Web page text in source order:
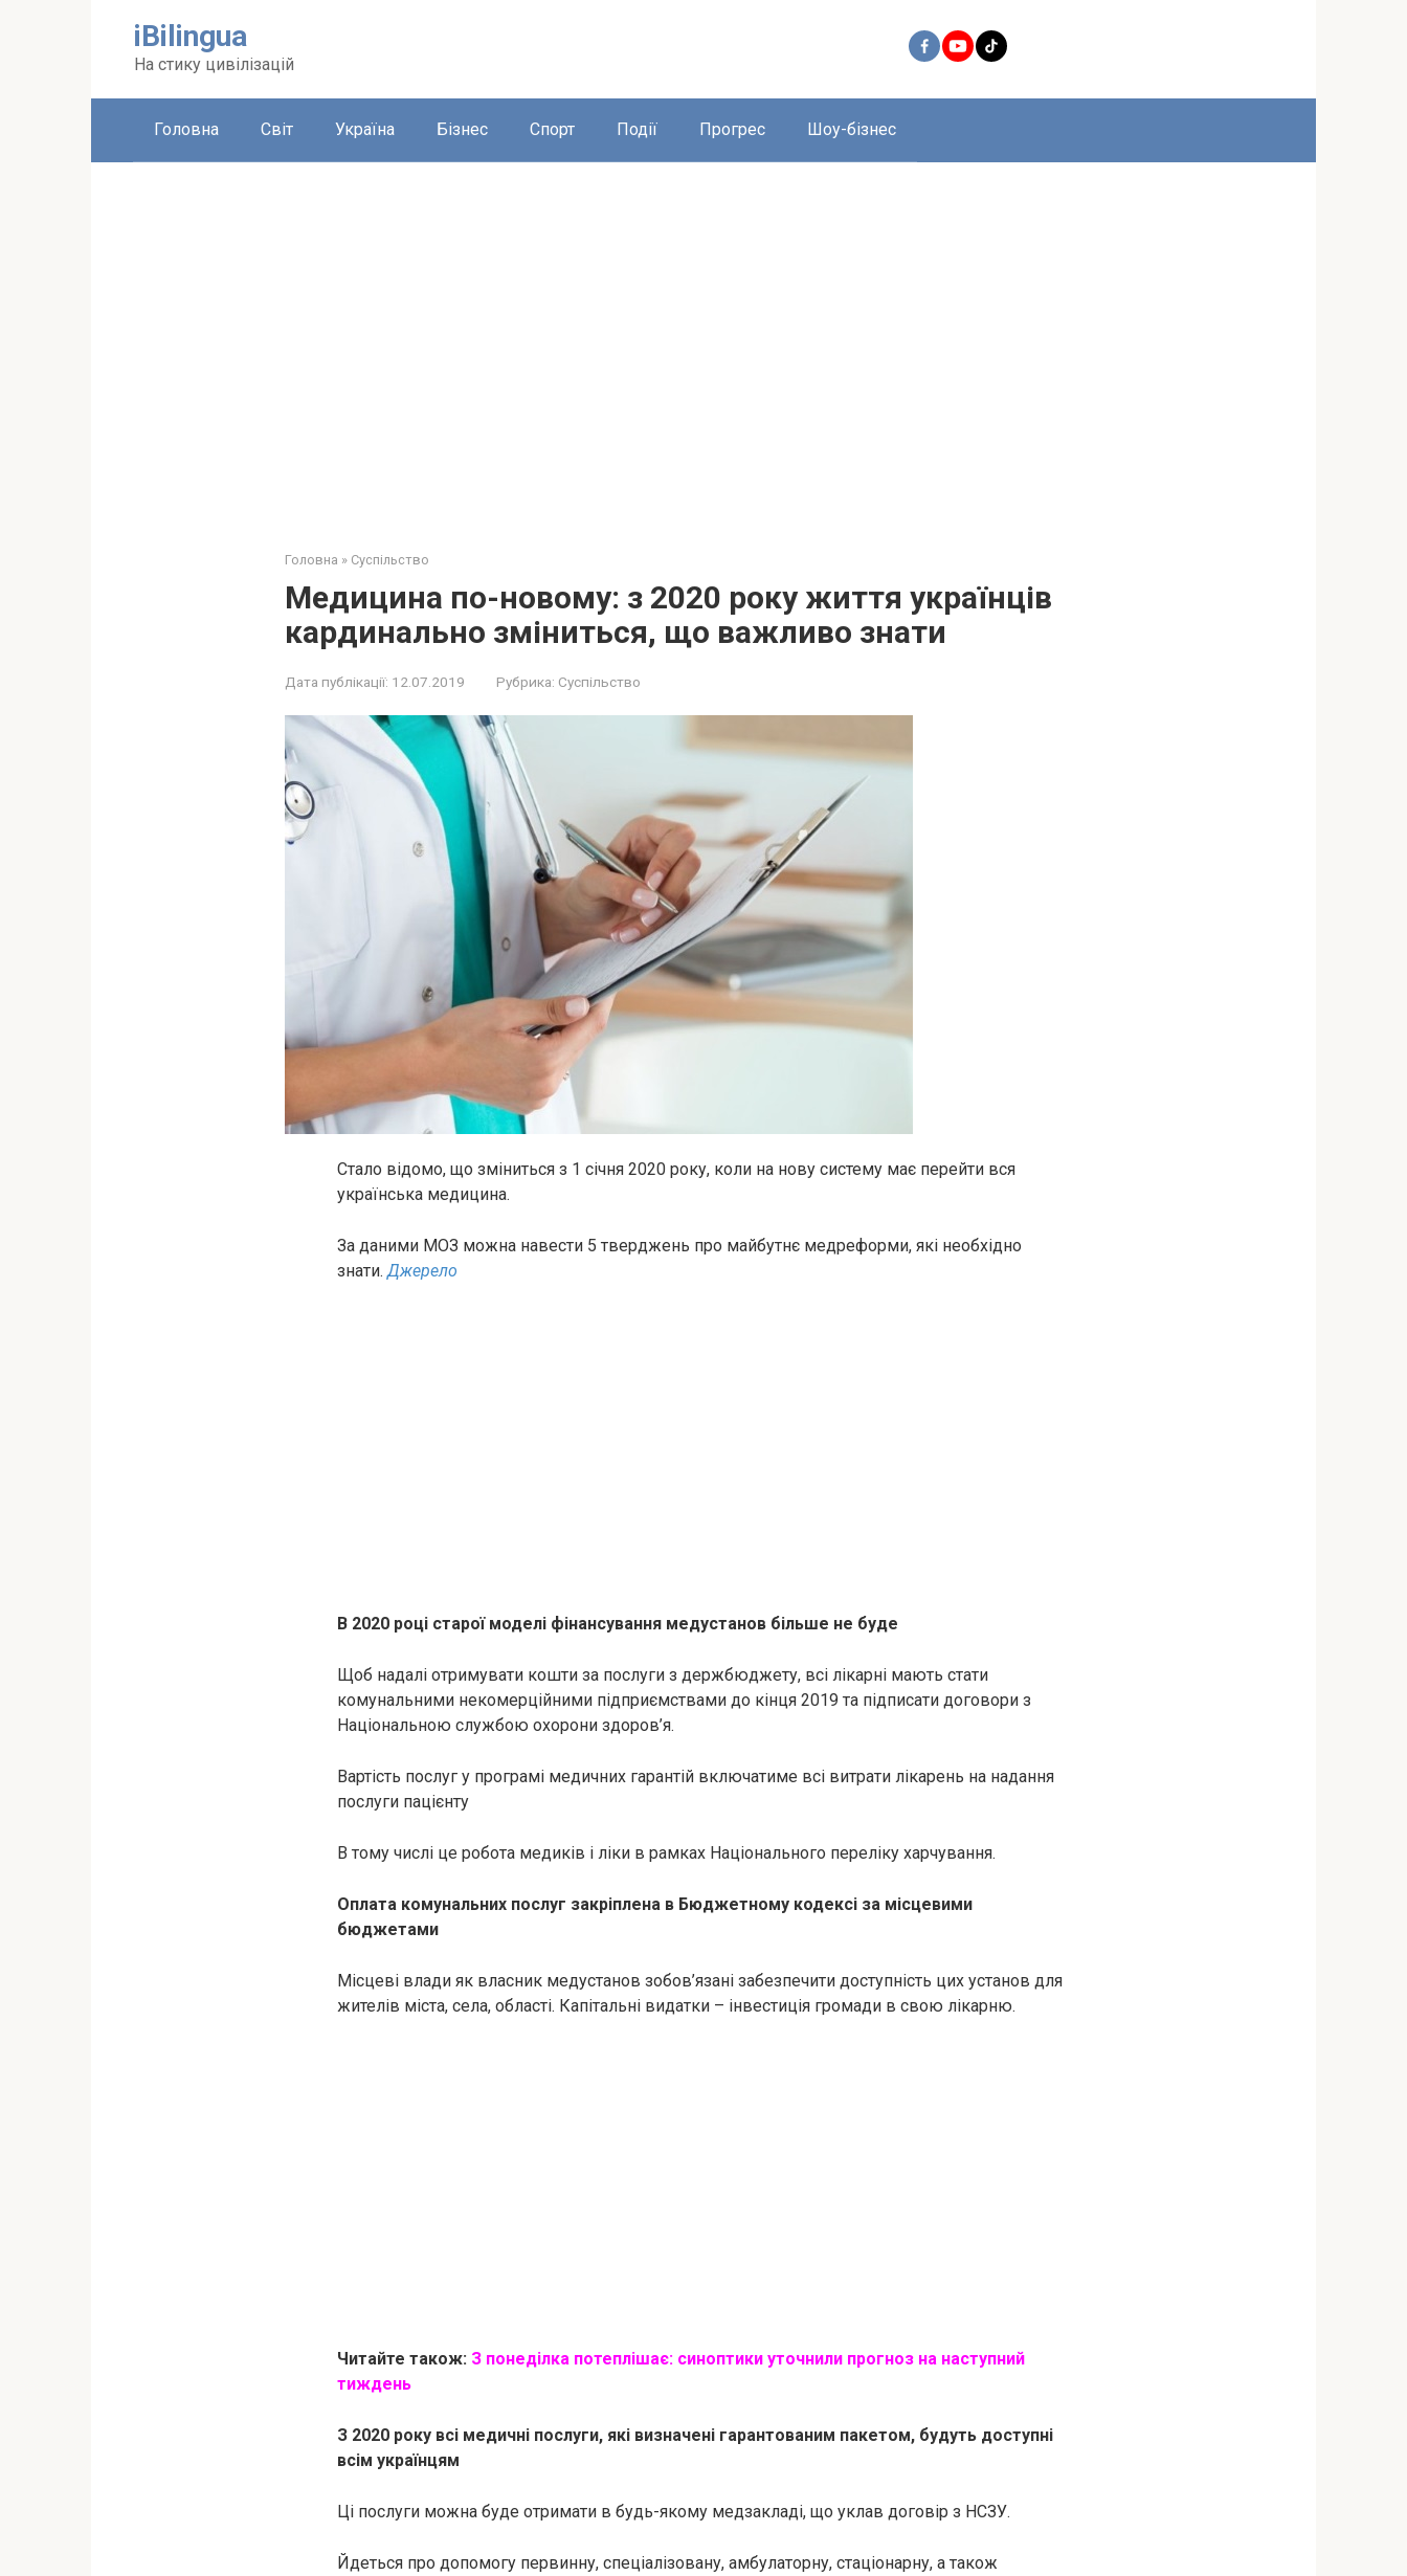
iBilingua
На стику цивілізацій
Головна Світ Україна Бізнес Спорт Події Прогрес Шоу-бізнес
Головна » Суспільство
Медицина по-новому: з 2020 року життя українців
кардинально зміниться, що важливо знати
Дата публікації: 12.07.2019 Рубрика: Суспільство
Стало відомо, що зміниться з 1 січня 2020 року, коли на нову систему має перейти вся
українська медицина.
За даними МОЗ можна навести 5 тверджень про майбутнє медреформи, які необхідно
знати.Джерело
В 2020 році старої моделі фінансування медустанов більше не буде
Щоб надалі отримувати кошти за послуги з держбюджету, всі лікарні мають стати
комунальними некомерційними підприємствами до кінця 2019 та підписати договори з
Національною службою охорони здоров’я.
Вартість послуг у програмі медичних гарантій включатиме всі витрати лікарень на надання
послуги пацієнту
В тому числі це робота медиків і ліки в рамках Національного переліку харчування.
Оплата комунальних послуг закріплена в Бюджетному кодексі за місцевими
бюджетами
Місцеві влади як власник медустанов зобов’язані забезпечити доступність цих установ для
жителів міста, села, області. Капітальні видатки – інвестиція громади в свою лікарню.
Читайте також: З понеділка потеплішає: синоптики уточнили прогноз на наступний
тиждень
З 2020 року всі медичні послуги, які визначені гарантованим пакетом, будуть доступні
всім українцям
Ці послуги можна буде отримати в будь-якому медзакладі, що уклав договір з НСЗУ.
Йдеться про допомогу первинну, спеціалізовану, амбулаторну, стаціонарну, а також